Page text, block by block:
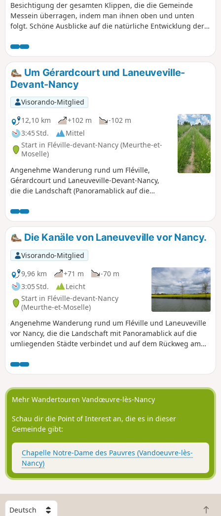
Besichtigung der gesamten Klippen, die die Gemeinde
Messein überragen, indem man ihnen oben und unten
folgt. Schöne Ausblicke auf die natürliche Entwicklung der
Vorsicht.
Um Gérardcourt und Laneuveville-
Devant-Nancy
Visorando-Mitglied
12,10 km
+102 m
-102 m
3:45 Std.
Mittel
Start in Fléville-devant-Nancy (Meurthe-et-
Moselle)
Angenehme Wanderung rund um Fléville,
Gérardcourt und Laneuveville-Devant-Nancy,
die die Landschaft (Panoramablick auf die
Schleusen und Vögeln verbindet.
Die Kanäle von Laneuveville vor Nancy.
Visorando-Mitglied
9,96 km
+71 m
-70 m
3:05 Std.
Leicht
Start in Fléville-devant-Nancy
(Meurthe-et-Moselle)
Angenehme Wanderung rund um Fléville und Laneuveville
vor Nancy, die die Landschaft mit Panoramablick auf die
umliegenden Städte verbindet und auf dem Rückweg am
und Vögeln entlangführt.
Mehr Wandertouren Vandœuvre-lès-Nancy
Schau dir die Point of Interest an, die es in dieser
Gemeinde gibt:
Chapelle Notre-Dame des Pauvres (Vandoeuvre-lès-
Nancy)
W